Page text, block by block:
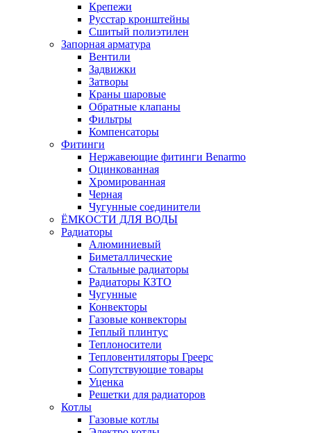
Крепежи
Русстар кронштейны
Сшитый полиэтилен
Запорная арматура
Вентили
Задвижки
Затворы
Краны шаровые
Обратные клапаны
Фильтры
Компенсаторы
Фитинги
Нержавеющие фитинги Benarmo
Оцинкованная
Хромированная
Черная
Чугунные соединители
ЁМКОСТИ ДЛЯ ВОДЫ
Радиаторы
Алюминиевый
Биметаллические
Стальные радиаторы
Радиаторы КЗТО
Чугунные
Конвекторы
Газовые конвекторы
Теплый плинтус
Теплоносители
Тепловентиляторы Греерс
Сопутствующие товары
Уценка
Решетки для радиаторов
Котлы
Газовые котлы